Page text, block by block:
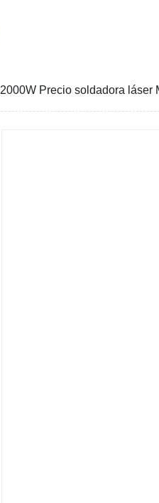
2000W Precio soldadora láser